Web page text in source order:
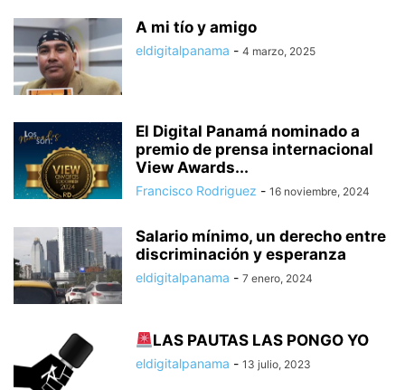
A mi tío y amigo
eldigitalpanama - 4 marzo, 2025
El Digital Panamá nominado a
premio de prensa internacional
View Awards...
Francisco Rodriguez - 16 noviembre, 2024
Salario mínimo, un derecho entre
discriminación y esperanza
eldigitalpanama - 7 enero, 2024
LAS PAUTAS LAS PONGO YO
eldigitalpanama - 13 julio, 2023